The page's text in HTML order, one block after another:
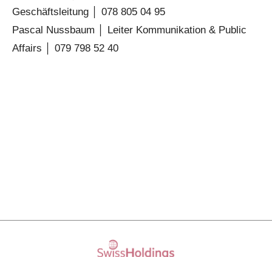
Geschäftsleitung │ 078 805 04 95
Pascal Nussbaum │ Leiter Kommunikation & Public
Affairs │ 079 798 52 40